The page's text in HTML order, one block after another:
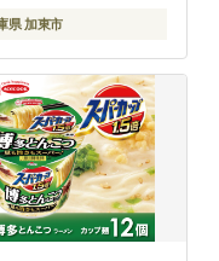
県 加東市